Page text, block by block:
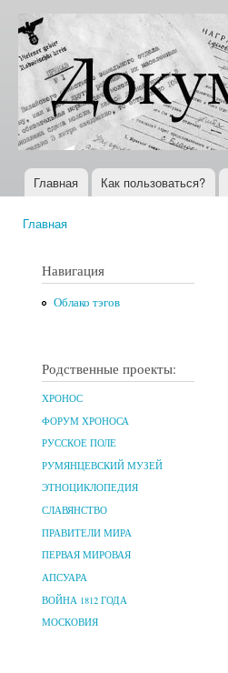
Документы
XX века
Всемирная
история в
Интернете
Главное меню
Главная Как пользоваться?
Главная
Навигация
Облако тэгов
Родственные проекты:
ХРОНОС
ФОРУМ ХРОНОСА
РУССКОЕ ПОЛЕ
РУМЯНЦЕВСКИЙ МУЗЕЙ
ЭТНОЦИКЛОПЕДИЯ
СЛАВЯНСТВО
ПРАВИТЕЛИ МИРА
ПЕРВАЯ МИРОВАЯ
АПСУАРА
ВОЙНА 1812 ГОДА
МОСКОВИЯ